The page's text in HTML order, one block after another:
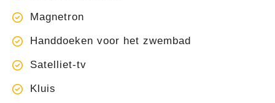
Magnetron
Handdoeken voor het zwembad
Satelliet-tv
Kluis